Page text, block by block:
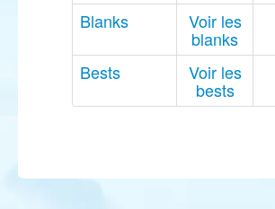
Blanks Voir les
blanks
Bests
Voir les
bests